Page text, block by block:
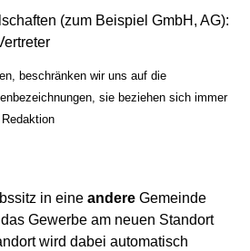
(zum Beispiel GmbH, AG):
beschränken wir uns auf die
sie beziehen sich immer
in eine andere Gemeinde
Gewerbe am neuen Standort
wird dabei automatisch